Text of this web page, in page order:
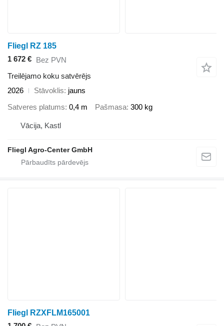
Fliegl RZ 185
1 672 € Bez PVN
Treilējamo koku satvērējs
2026
Stāvoklis jauns
Satveres platums 0,4 m Pašmasa 300 kg
Vācija, Kastl
Fliegl Agro-Center GmbH
Fliegl RZXFLM165001